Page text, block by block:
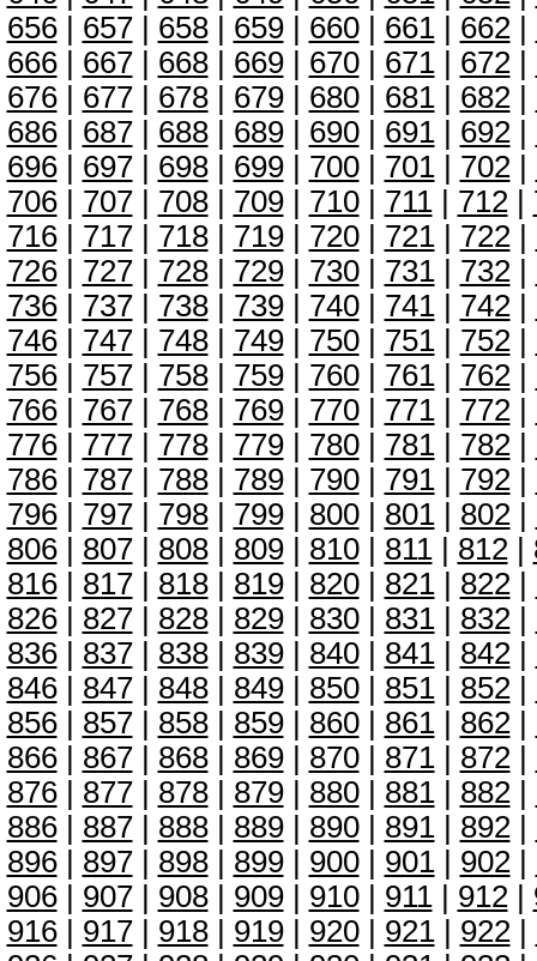
656| 657| 658| 659| 660| 661| 662|
666| 667| 668| 669| 670| 671| 672|
676| 677| 678| 679| 680| 681| 682|
686| 687| 688| 689| 690| 691| 692|
696| 697| 698| 699| 700| 701| 702|
706| 707| 708| 709| 710| 711| 712|
716| 717| 718| 719| 720| 721| 722|
726| 727| 728| 729| 730| 731| 732|
736| 737| 738| 739| 740| 741| 742|
746| 747| 748| 749| 750| 751| 752|
756| 757| 758| 759| 760| 761| 762|
766| 767| 768| 769| 770| 771| 772|
776| 777| 778| 779| 780| 781| 782|
786| 787| 788| 789| 790| 791| 792|
796| 797| 798| 799| 800| 801| 802|
806| 807| 808| 809| 810| 811| 812|
816| 817| 818| 819| 820| 821| 822|
826| 827| 828| 829| 830| 831| 832|
836| 837| 838| 839| 840| 841| 842|
846| 847| 848| 849| 850| 851| 852|
856| 857| 858| 859| 860| 861| 862|
866| 867| 868| 869| 870| 871| 872|
876| 877| 878| 879| 880| 881| 882|
886| 887| 888| 889| 890| 891| 892|
896| 897| 898| 899| 900| 901| 902|
906| 907| 908| 909| 910| 911| 912|
916| 917| 918| 919| 920| 921| 922|